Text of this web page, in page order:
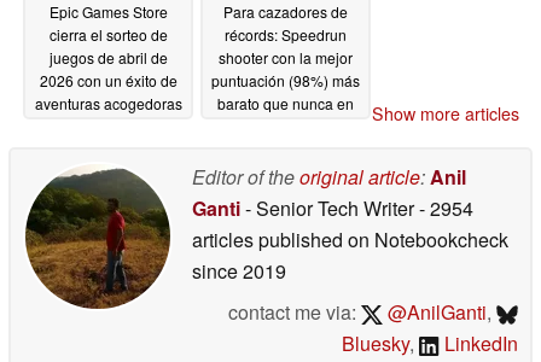
Epic Games Store
cierra el sorteo de
juegos de abril de
2026 con un éxito de
aventuras acogedoras
Para cazadores de
récords: Speedrun
shooter con la mejor
puntuación (98%) más
barato que nunca en
Show more articles
Editor of theoriginal article:Anil
Ganti- Senior Tech Writer- 2954
articles published on Notebookcheck
since 2019
contact me via:
@AnilGanti,
Bluesky, LinkedIn